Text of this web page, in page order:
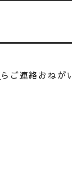
らご連絡おねが